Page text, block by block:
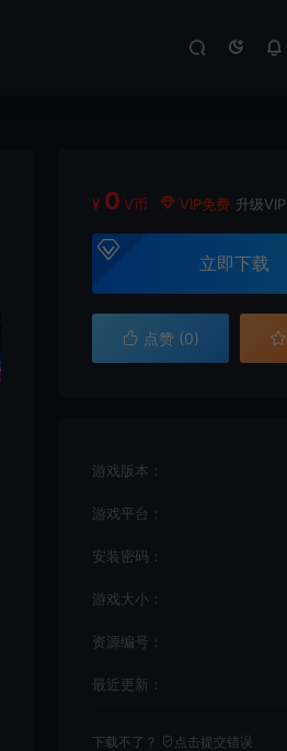
¥ 0 V币 VIP免费 升级VIP
立即下载
点赞 (0)
游戏版本：
游戏平台：
安装密码：
游戏大小：
资源编号：
最近更新：
下载不了？ 点击提交错误